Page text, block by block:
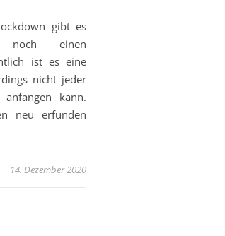
gibt es
einen
ist es eine
nicht jeder
kann.
neu erfunden
14. Dezember 2020